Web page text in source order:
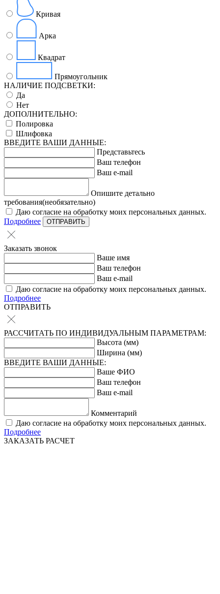
Кривая
Арка
Квадрат
Прямоугольник
НАЛИЧИЕ ПОДСВЕТКИ:
Да
Нет
ДОПОЛНИТЕЛЬНО:
Полировка
Шлифовка
ВВЕДИТЕ ВАШИ ДАННЫЕ:
Представьтесь
Ваш телефон
Ваш e-mail
Опишите детально
требования(необязательно)
Даю согласие на обработку моих персональных данных.
Подробнее
ОТПРАВИТЬ
Заказать звонок
Ваше имя
Ваш телефон
Ваш e-mail
Даю согласие на обработку моих персональных данных.
Подробнее
ОТПРАВИТЬ
РАССЧИТАТЬ ПО ИНДИВИДУАЛЬНЫМ ПАРАМЕТРАМ:
Высота (мм)
Ширина (мм)
ВВЕДИТЕ ВАШИ ДАННЫЕ:
Ваше ФИО
Ваш телефон
Ваш e-mail
Комментарий
Даю согласие на обработку моих персональных данных.
Подробнее
ЗАКАЗАТЬ РАСЧЕТ